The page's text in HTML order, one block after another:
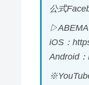
公式
▷ABEMA
iOS：
Android